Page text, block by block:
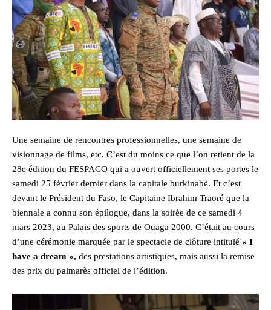
Une semaine de rencontres professionnelles, une semaine de
visionnage de films, etc. C’est du moins ce que l’on retient de la
28e édition du FESPACO qui a ouvert officiellement ses portes le
samedi 25 février dernier dans la capitale burkinabè. Et c’est
devant le Président du Faso, le Capitaine Ibrahim Traoré que la
biennale a connu son épilogue, dans la soirée de ce samedi 4
mars 2023, au Palais des sports de Ouaga 2000. C’était au cours
d’une cérémonie marquée par le spectacle de clôture intitulé « I
have a dream », des prestations artistiques, mais aussi la remise
des prix du palmarès officiel de l’édition.